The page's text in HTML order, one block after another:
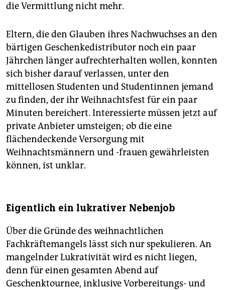
die Vermittlung nicht mehr.
Eltern, die den Glauben ihres Nachwuchses an den
bärtigen Geschenkedistributor noch ein paar
Jährchen länger aufrechterhalten wollen, konnten
sich bisher darauf verlassen, unter den
mittellosen Studenten und Studentinnen jemand
zu finden, der ihr Weihnachtsfest für ein paar
Minuten bereichert. Interessierte müssen jetzt auf
private Anbieter umsteigen; ob die eine
flächendeckende Versorgung mit
Weihnachtsmännern und -frauen gewährleisten
können, ist unklar.
Eigentlich ein lukrativer Nebenjob
Über die Gründe des weihnachtlichen
Fachkräftemangels lässt sich nur spekulieren. An
mangelnder Lukrativität wird es nicht liegen,
denn für einen gesamten Abend auf
Geschenktournee, inklusive Vorbereitungs- und